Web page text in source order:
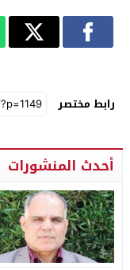
رابط مختصر
أحدث المنشورات